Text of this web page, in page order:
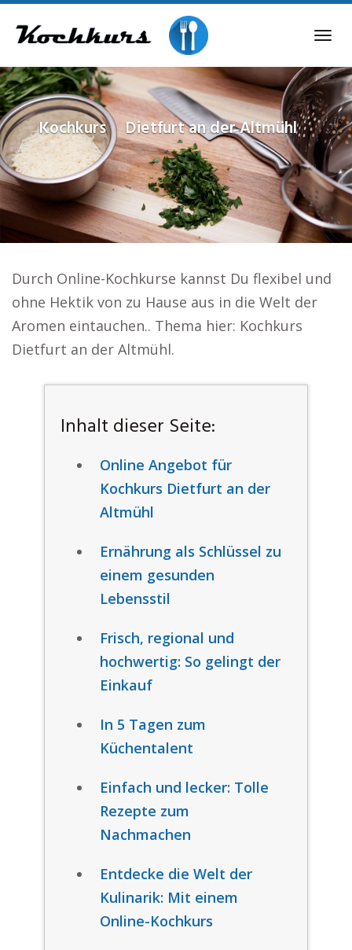
content
Kochkurs Dietfurt an der Altmühl
Durch Online-Kochkurse kannst Du flexibel und
ohne Hektik von zu Hause aus in die Welt der
Aromen eintauchen.. Thema hier: Kochkurs
Dietfurt an der Altmühl.
Inhalt dieser Seite:
Online Angebot für
Kochkurs Dietfurt an der
Altmühl
Ernährung als Schlüssel zu
einem gesunden
Lebensstil
Frisch, regional und
hochwertig: So gelingt der
Einkauf
In 5 Tagen zum
Küchentalent
Einfach und lecker: Tolle
Rezepte zum
Nachmachen
Entdecke die Welt der
Kulinarik: Mit einem
Online-Kochkurs